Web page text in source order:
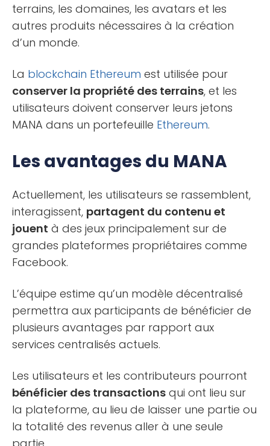
terrains, les domaines, les avatars et les
autres produits nécessaires à la création
d’un monde.
La blockchain Ethereum est utilisée pour
conserver la propriété des terrains, et les
utilisateurs doivent conserver leurs jetons
MANA dans un portefeuille Ethereum.
Les avantages du MANA
Actuellement, les utilisateurs se rassemblent,
interagissent, partagent du contenu et
jouent à des jeux principalement sur de
grandes plateformes propriétaires comme
Facebook.
L’équipe estime qu’un modèle décentralisé
permettra aux participants de bénéficier de
plusieurs avantages par rapport aux
services centralisés actuels.
Les utilisateurs et les contributeurs pourront
bénéficier des transactions qui ont lieu sur
la plateforme, au lieu de laisser une partie ou
la totalité des revenus aller à une seule